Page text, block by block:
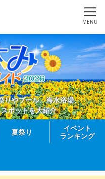
MENU
りやプール、海水浴場、
ポットを大紹介
夏祭り
イベント
ランキング